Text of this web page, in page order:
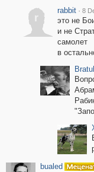
r
rabbit · 8
это не
и не
самолет
в
bualed